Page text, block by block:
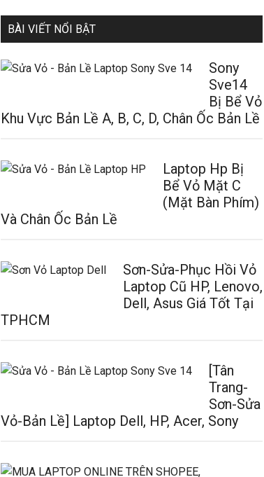
BÀI VIẾT NỔI BẬT
Sony
Sve14
Bị Bể Vỏ
Khu Vực Bản Lề A, B, C, D, Chân Ốc Bản Lề
Laptop Hp Bị
Bể Vỏ Mặt C
(Mặt Bàn Phím)
Và Chân Ốc Bản Lề
Sơn-Sửa-Phục Hồi Vỏ
Laptop Cũ HP, Lenovo,
Dell, Asus Giá Tốt Tại
TPHCM
[Tân
Trang-
Sơn-Sửa
Vỏ-Bản Lề] Laptop Dell, HP, Acer, Sony